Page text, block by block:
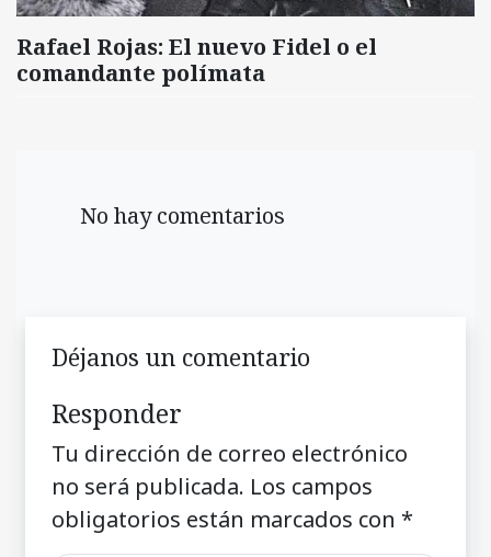
Rafael Rojas: El nuevo Fidel o el
comandante polímata
No hay comentarios
Déjanos un comentario
Responder
Tu dirección de correo electrónico
no será publicada. Los campos
obligatorios están marcados con *